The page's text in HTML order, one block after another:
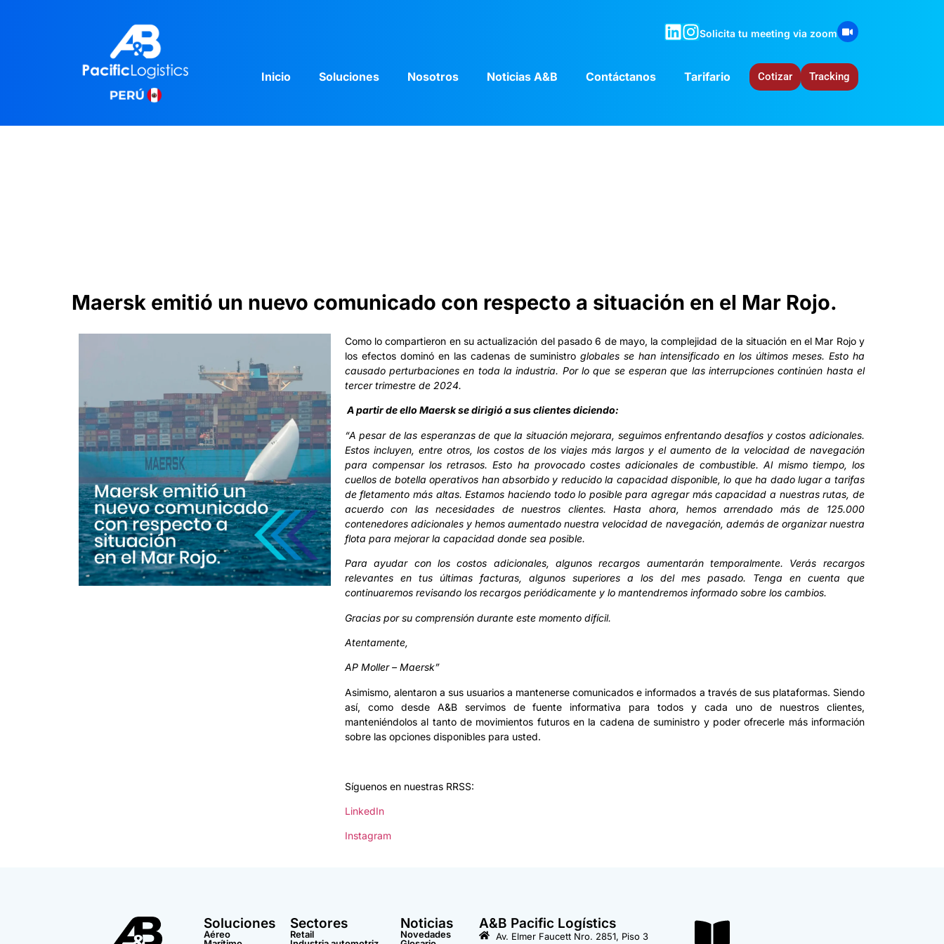
Solicita tu meeting via zoom
Inicio Soluciones Nosotros Noticias A&B Contáctanos Tarifario Cotizar Tracking
Maersk emitió un nuevo comunicado con respecto a situación en el Mar Rojo.
Como lo compartieron en su actualización del pasado 6 de mayo, la complejidad de la situación en el Mar Rojo y
los efectos dominó en las cadenas de suministroglobales se han intensificado en los últimos meses. Esto ha
causado perturbaciones en toda la industria. Por lo que se esperan que las interrupciones continúen hasta el
tercer trimestre de 2024.
A partir de ello Maersk se dirigió a sus clientes diciendo:
“A pesar de las esperanzas de que la situación mejorara, seguimos enfrentando desafíos y costos adicionales.
Estos incluyen, entre otros, los costos de los viajes más largos y el aumento de la velocidad de navegación
para compensar los retrasos. Esto ha provocado costes adicionales de combustible. Al mismo tiempo, los
cuellos de botella operativos han absorbido y reducido la capacidad disponible, lo que ha dado lugar a tarifas
de fletamento más altas. Estamos haciendo todo lo posible para agregar más capacidad a nuestras rutas, de
acuerdo con las necesidades de nuestros clientes. Hasta ahora, hemos arrendado más de 125.000
contenedores adicionales y hemos aumentado nuestra velocidad de navegación, además de organizar nuestra
flota para mejorar la capacidad donde sea posible.
Para ayudar con los costos adicionales, algunos recargos aumentarán temporalmente. Verás recargos
relevantes en tus últimas facturas, algunos superiores a los del mes pasado. Tenga en cuenta que
continuaremos revisando los recargos periódicamente y lo mantendremos informado sobre los cambios.
Gracias por su comprensión durante este momento difícil.
Atentamente,
AP Moller – Maersk”
Asimismo, alentaron a sus usuarios a mantenerse comunicados e informados a través de sus plataformas. Siendo
así, como desde A&B servimos de fuente informativa para todos y cada uno de nuestros clientes,
manteniéndolos al tanto de movimientos futuros en la cadena de suministro y poder ofrecerle más información
sobre las opciones disponibles para usted.
Síguenos en nuestras RRSS:
LinkedIn
Instagram
Soluciones
Aéreo
Sectores
Retail
Noticias
Novedades
A&B Pacific Logístics
Av. Elmer Faucett Nro. 2851, Piso 3